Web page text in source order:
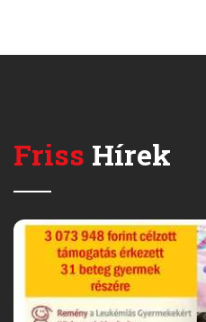
Friss Hírek